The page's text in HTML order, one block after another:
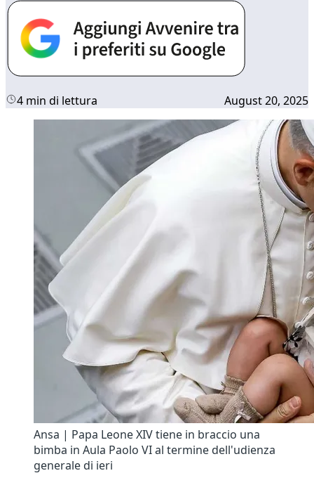
4 min di lettura August 20, 2025
Ansa | Papa Leone XIV tiene in braccio una
bimba in Aula Paolo VI al termine dell'udienza
generale di ieri